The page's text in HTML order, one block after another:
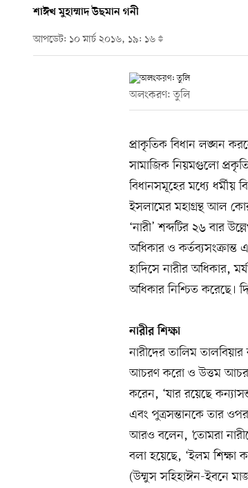
শাঈখ মুহাম্মাদ উছমান গনী
আপডেট: ১০ মার্চ ২০১৬, ১৯: ১৬
অলংকরণ: তুলি
প্রাকৃতিক বিধান লঙ্ঘন
সামাজিক নিয়মগুলো
বিধানসমূহের মধ্যে ধর্মীয়
ইসলামের মহাগ্রন্থ আল
‘নারী’ শব্দটির ২৬ বার
অধিকার ও
হাদিসে নারীর অধিকার,
অধিকার নিশ্চিত করেছে।
নারীরশিক্ষা
নারীদের তালিম
আচরণ করো ও উত্তম আচরণ
করেন, ‘যার রয়েছে
এবং পুত্রসন্তানকে তার ওপর
আরও বলেন, ‘তোমরা
বলা হয়েছে, ‘ইলম শিক্ষা
(উম্মুস সহিহাঈন-ইবনে